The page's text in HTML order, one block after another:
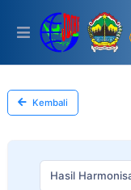
This
includes
accessibility
system.
Kembali
Hasil